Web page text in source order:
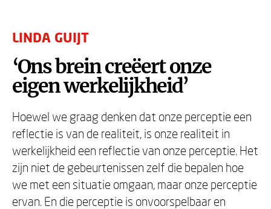
LINDA GUIJT
‘Ons brein creëert onze
eigen werkelijkheid’
Hoewel we graag denken dat onze perceptie een
reflectie is van de realiteit, is onze realiteit in
werkelijkheid een reflectie van onze perceptie. Het
zijn niet de gebeurtenissen zelf die bepalen hoe
we met een situatie omgaan, maar onze perceptie
ervan. En die perceptie is onvoorspelbaar en